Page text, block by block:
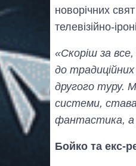
новорічних
телевізійно-
«Скоріш за
до
другого туру.
системи,
фантастика, а
Бойко та екс-